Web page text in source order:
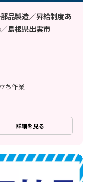
品製造／昇給制度あ
島根県出雲市
ち作業
詳細を見る